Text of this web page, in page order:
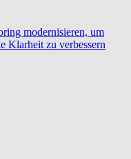
modernisieren, um
Klarheit zu verbessern